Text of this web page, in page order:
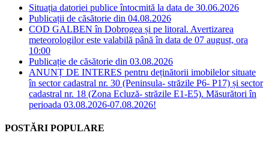
Situația datoriei publice întocmită la data de 30.06.2026
Publicații de căsătorie din 04.08.2026
COD GALBEN în Dobrogea și pe litoral. Avertizarea
meteorologilor este valabilă până în data de 07 august, ora
10:00
Publicație de căsătorie din 03.08.2026
ANUNȚ DE INTERES pentru deținătorii imobilelor situate
în sector cadastral nr. 30 (Peninsula- străzile P6- P17) și sector
cadastral nr. 18 (Zona Ecluză- străzile E1-E5). Măsurători în
perioada 03.08.2026-07.08.2026!
POSTĂRI POPULARE